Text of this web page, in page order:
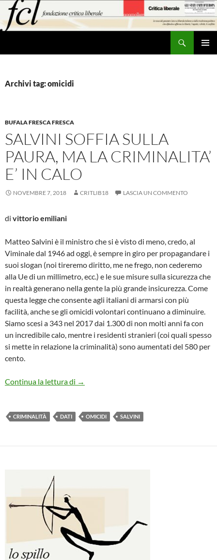
contenuto
Archivi tag: omicidi
BUFALA FRESCA FRESCA
SALVINI SOFFIA SULLA
PAURA, MA LA CRIMINALITA’
E’ IN CALO
NOVEMBRE 7, 2018 CRITLIB18 LASCIA UN COMMENTO
di vittorio emiliani
Matteo Salvini è il ministro che si è visto di meno, credo, al
Viminale dal 1946 ad oggi, è sempre in giro per propagandare i
suoi slogan (noi tireremo diritto, me ne frego, non cederemo
alla Ue di un millimetro, ecc.) e le sue misure sulla sicurezza che
in realtà generano nella gente la più grande insicurezza. Come
questa legge che consente agli italiani di armarsi con più
facilità, anche se gli omicidi volontari continuano a diminuire.
Siamo scesi a 343 nel 2017 dai 1.300 di non molti anni fa con
un incredibile calo, mentre i residenti stranieri (coi quali spesso
si mette in relazione la criminalità) sono aumentati del 580 per
cento.
Continua la lettura di SALVINI SOFFIA SULLA PAURA, MA LA
→
CRIMINALITÀ DATI OMICIDI SALVINI